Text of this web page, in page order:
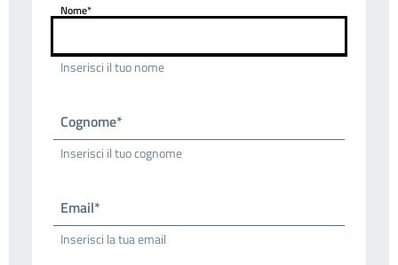
Nome*
Inserisci il tuo nome
Cognome*
Inserisci il tuo cognome
Email*
Inserisci la tua email